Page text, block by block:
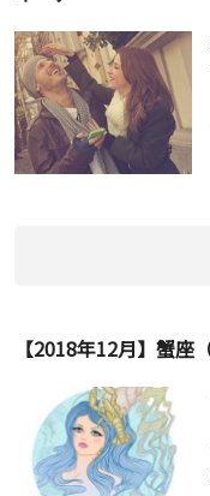
【2018年12月】蟹座